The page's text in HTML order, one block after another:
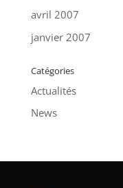
avril 2007
janvier 2007
Catégories
Actualités
News